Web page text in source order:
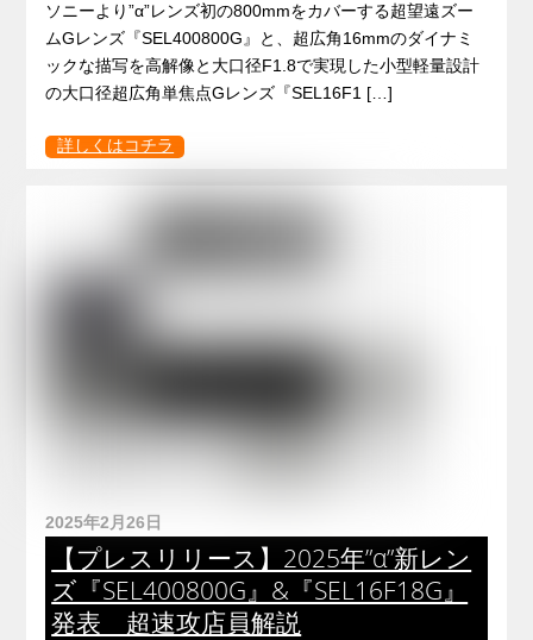
ソニーより”α”レンズ初の800mmをカバーする超望遠ズー
ムGレンズ『SEL400800G』と、超広角16mmのダイナミ
ックな描写を高解像と大口径F1.8で実現した小型軽量設計
の大口径超広角単焦点Gレンズ『SEL16F1 […]
詳しくはコチラ
2025年2月26日
【プレスリリース】2025年”α”新レン
ズ『SEL400800G』&『SEL16F18G』
発表 超速攻店員解説